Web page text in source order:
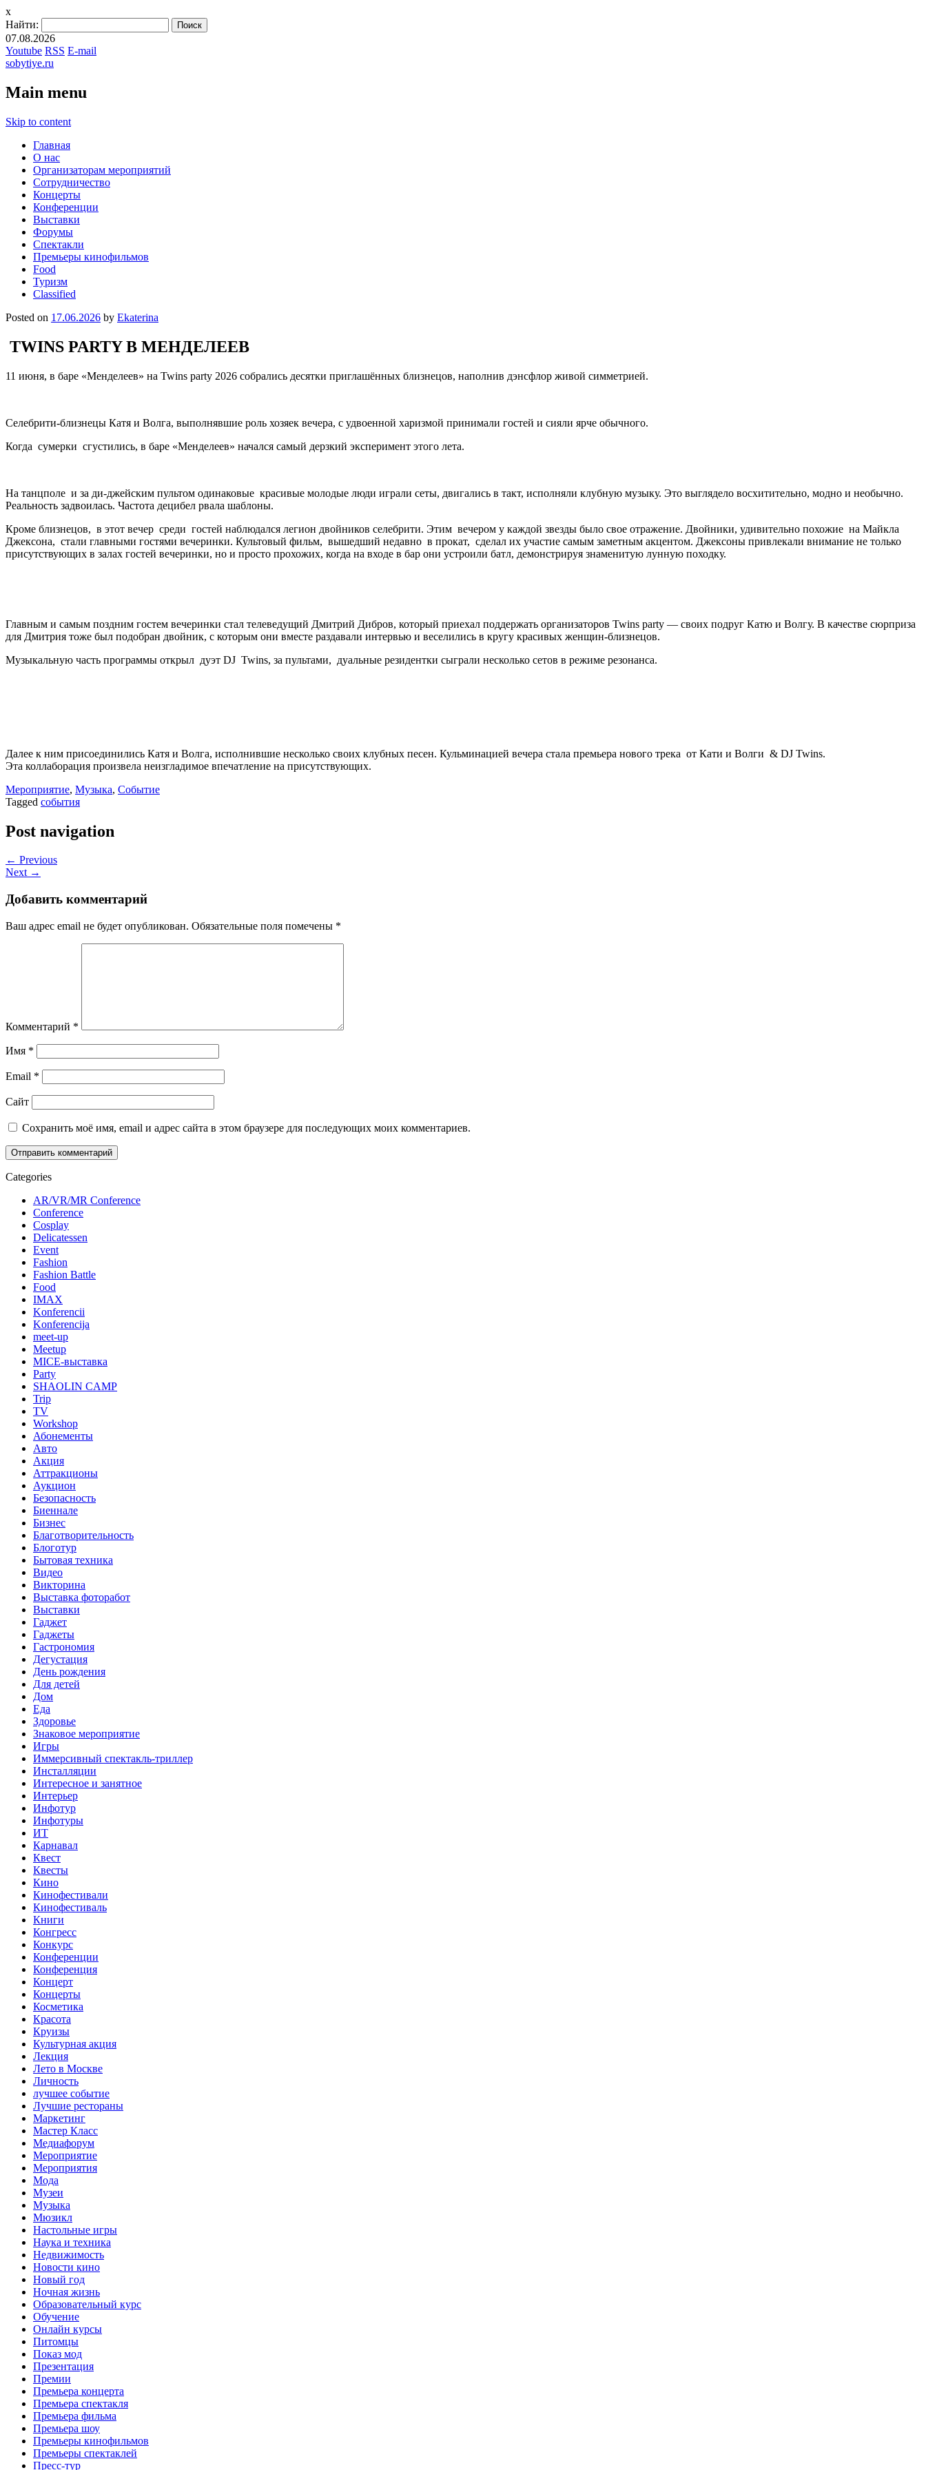
x
Найти:
07.08.2026
Youtube RSS E-mail
sobytiye.ru
Main menu
Skip to content
Главная
О нас
Организаторам мероприятий
Сотрудничество
Концерты
Конференции
Выставки
Форумы
Спектакли
Премьеры кинофильмов
Food
Туризм
Сlassified
Posted on 17.06.2026 by Ekaterina
TWINS PARTY В МЕНДЕЛЕЕВ
11 июня, в баре «Менделеев» на Twins party 2026 собрались десятки приглашённых близнецов, наполнив дэнсфлор живой симметрией.
Селебрити-близнецы Катя и Волга, выполнявшие роль хозяек вечера, с удвоенной харизмой принимали гостей и сияли ярче обычного.
Когда сумерки сгустились, в баре «Менделеев» начался самый дерзкий эксперимент этого лета.
На танцполе и за ди-джейским пультом одинаковые красивые молодые люди играли сеты, двигались в такт, исполняли клубную музыку. Это выглядело восхитительно, модно и необычно.
Реальность задвоилась. Частота децибел рвала шаблоны.
Кроме близнецов, в этот вечер среди гостей наблюдался легион двойников селебрити. Этим вечером у каждой звезды было свое отражение. Двойники, удивительно похожие на Майкла
Джексона, стали главными гостями вечеринки. Культовый фильм, вышедший недавно в прокат, сделал их участие самым заметным акцентом. Джексоны привлекали внимание не только
присутствующих в залах гостей вечеринки, но и просто прохожих, когда на входе в бар они устроили батл, демонстрируя знаменитую лунную походку.
Главным и самым поздним гостем вечеринки стал телеведущий Дмитрий Дибров, который приехал поддержать организаторов Twins party — своих подруг Катю и Волгу. В качестве сюрприза
для Дмитрия тоже был подобран двойник, с которым они вместе раздавали интервью и веселились в кругу красивых женщин-близнецов.
Музыкальную часть программы открыл дуэт DJ Twins, за пультами, дуальные резидентки сыграли несколько сетов в режиме резонанса.
Далее к ним присоединились Катя и Волга, исполнившие несколько своих клубных песен. Кульминацией вечера стала премьера нового трека от Кати и Волги & DJ Twins.
Эта коллаборация произвела неизгладимое впечатление на присутствующих.
Мероприятие, Музыка, Событие
Tagged события
Post navigation
← Previous
Next →
Добавить комментарий
Ваш адрес email не будет опубликован. Обязательные поля помечены *
Комментарий *
Имя *
Email *
Сайт
Сохранить моё имя, email и адрес сайта в этом браузере для последующих моих комментариев.
Categories
AR/VR/MR Conference
Conference
Cosplay
Delicatessen
Event
Fashion
Fashion Battle
Food
IMAX
Konferencii
Konferencija
meet-up
Meetup
MICE-выставка
Party
SHAOLIN CAMP
Trip
TV
Workshop
Абонементы
Авто
Акция
Аттракционы
Аукцион
Безопасность
Биеннале
Бизнес
Благотворительность
Блоготур
Бытовая техника
Видео
Викторина
Выставка фоторабот
Выставки
Гаджет
Гаджеты
Гастрономия
Дегустация
День рождения
Для детей
Дом
Еда
Здоровье
Знаковое мероприятие
Игры
Иммерсивный спектакль-триллер
Инсталляции
Интересное и занятное
Интерьер
Инфотур
Инфотуры
ИТ
Карнавал
Квест
Квесты
Кино
Кинофестивали
Кинофестиваль
Книги
Конгресс
Конкурс
Конференции
Конференция
Концерт
Концерты
Косметика
Красота
Круизы
Культурная акция
Лекция
Лето в Москве
Личность
лучшее событие
Лучшие рестораны
Маркетинг
Мастер Класс
Медиафорум
Мероприятие
Мероприятия
Мода
Музеи
Музыка
Мюзикл
Настольные игры
Наука и техника
Недвижимость
Новости кино
Новый год
Ночная жизнь
Образовательный курс
Обучение
Онлайн курсы
Питомцы
Показ мод
Презентация
Премии
Премьера концерта
Премьера спектакля
Премьера фильма
Премьера шоу
Премьеры кинофильмов
Премьеры спектаклей
Пресс-тур